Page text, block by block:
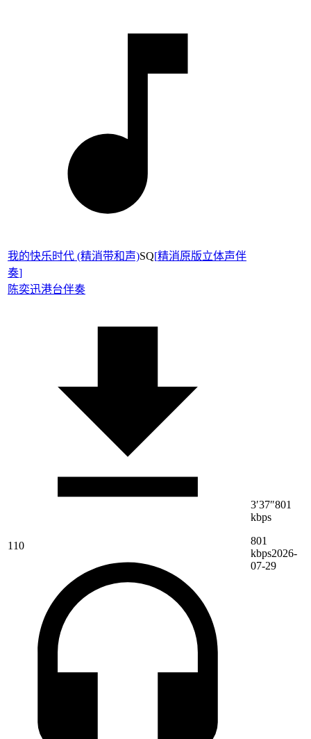
我的快乐时代 (精消带和声)SQ[精消原版立体声伴
奏]
陈奕迅港台伴奏
110
3′37″801
kbps
801
kbps2026-
07-29